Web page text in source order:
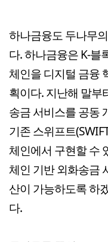
하나금융도 두나무
다. 하나금융은 K-블
체인을 디지털 금융
획이다. 지난해 말부
송금 서비스를 공동
기존 스위프트
체인에서 구현할 수
체인 기반 외화송금
산이 가능하도록 하
다.